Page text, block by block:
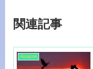
関連記事
Amazon